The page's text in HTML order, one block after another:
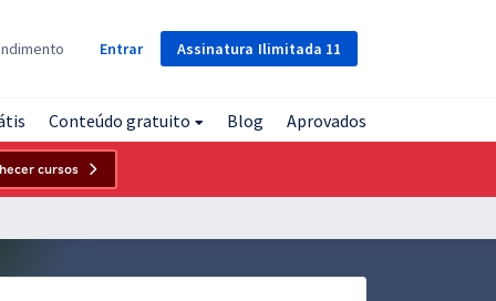
Assinatura Ilimitada 11
Entrar
Conteúdo gratuito Blog Aprovados
cursos